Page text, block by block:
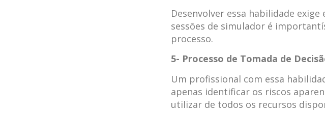
Desenvolver essa habilidade
sessões de simulador é
processo.
5- Processo de Tomada de
Um profissional com essa
apenas identificar os riscos
utilizar de todos os recursos